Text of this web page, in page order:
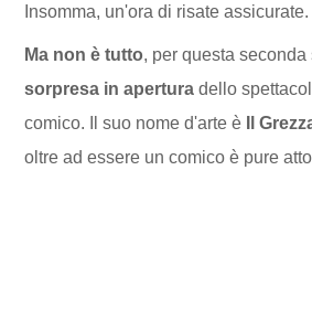
Insomma, un'ora di risate assicurate.
Ma non è tutto, per questa
sorpresa in apertura dello
comico. Il suo nome d'arte è
Il
oltre ad essere un comico è pure